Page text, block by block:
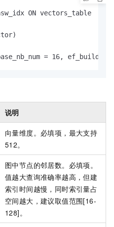
ON vectors_table
= 16, ef_build =
说明
向量维度。必填项，最大支持
512。
图中节点的邻居数。必填项。
值越大查询准确率越高，但建
索引时间越慢，同时索引量占
空间越大，建议取值范围[16-
128]。